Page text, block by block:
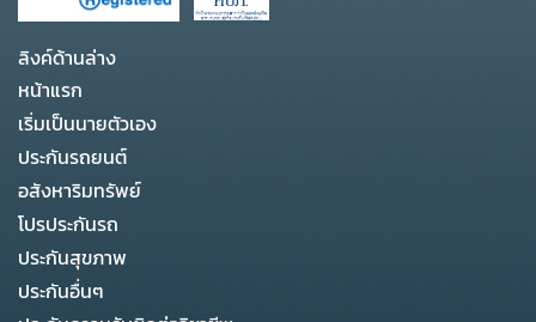
ลิงค์ด้านล่าง
หน้าแรก
เริ่มเป็นนายตัวเอง
ประกันรถยนต์
อสังหาริมทรัพย์
โปรประกันรถ
ประกันสุขภาพ
ประกันอื่นๆ